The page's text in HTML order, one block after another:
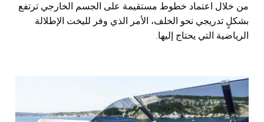
من خلال اعتماد خطوط مستقيمة على الجسم الخارجي ترتفع
بشكلٍ تدريجي نحو الخلف، الأمر الذي وفر لليخت الإطلالة
الرياضية التي يحتاج إليها.